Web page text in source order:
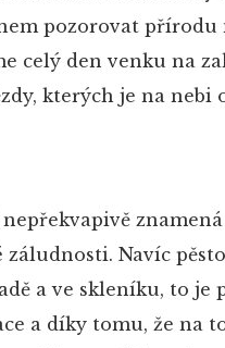
pozorovat přírodu
celý den venku na
kterých je na nebi
Navíc
a ve skleníku, to je
a díky tomu, že na